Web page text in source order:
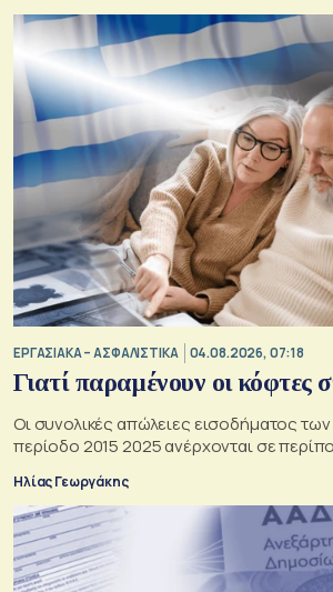
ΕΡΓΑΣΙΑΚΑ – ΑΣΦΑΛΙΣΤΙΚΑ 04.08.2026, 07:18
Γιατί παραμένουν οι κόφτες
Οι συνολικές απώλειες εισοδήματος
περίοδο 2015 2025 ανέρχονται σε
Ηλίας Γεωργάκης